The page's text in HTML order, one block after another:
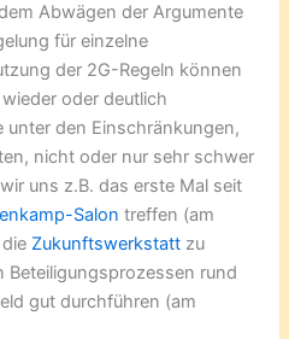
Abwägen der Argumente
für einzelne
der 2G-Regeln können
oder deutlich
den Einschränkungen,
nicht oder nur sehr schwer
uns z.B. das erste Mal seit
Salon treffen (am
Zukunftswerkstatt zu
Beteiligungsprozessen rund
gut durchführen (am